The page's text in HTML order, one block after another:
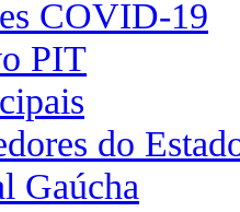
COVID-19
PIT
do
Gaúcha